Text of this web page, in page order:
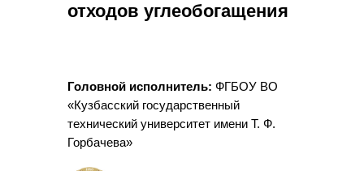
отходов углеобогащения
Головной исполнитель: ФГБОУ ВО
«Кузбасский государственный
технический университет имени Т. Ф.
Горбачева»